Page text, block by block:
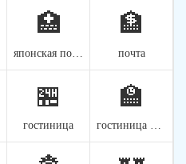
🏥
японская почта
🏦
почта
🏪
гостиница
🏫
гостиница для свиданий